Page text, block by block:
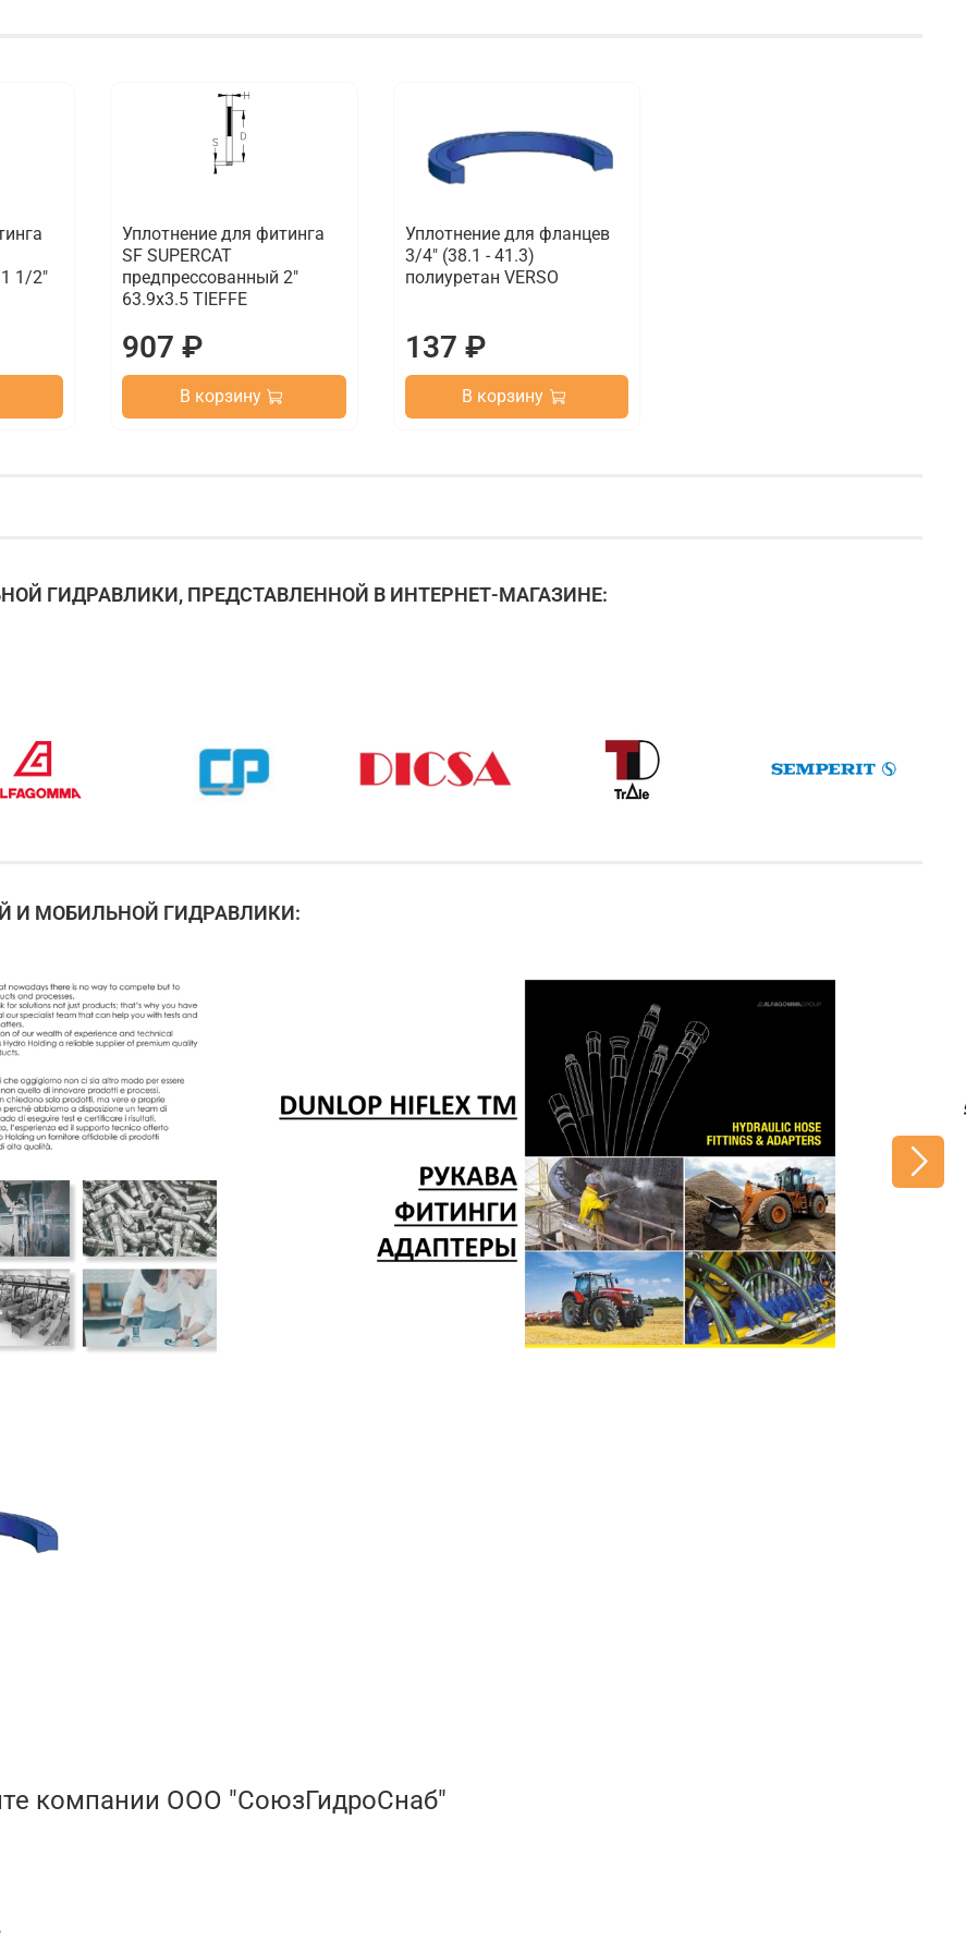
1/2"
Уплотнение для фитинга
SF SUPERCAT
предпрессованный 2"
63.9x3.5 TIEFFE
907 ₽
В корзину
Уплотнение для фланцев
3/4" (38.1 - 41.3)
полиуретан VERSO
137 ₽
В корзину
ГИДРАВЛИКИ, ПРЕДСТАВЛЕННОЙ В ИНТЕРНЕТ-МАГАЗИНЕ:
И МОБИЛЬНОЙ ГИДРАВЛИКИ:
компании ООО "СоюзГидроСнаб"